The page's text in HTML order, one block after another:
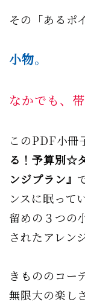
その「ある
小物。
なかでも、
このPDF小冊
る！予算別☆
ンジプラン』
ンスに眠って
留めの３つの
されたアレン
きもののコー
無限大の楽し